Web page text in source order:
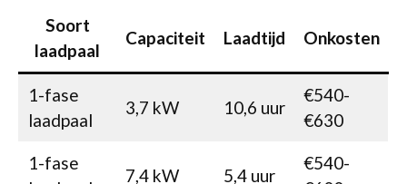
Soort
laadpaal
Capaciteit Laadtijd Onkosten
1-fase
laadpaal
3,7 kW 10,6 uur
€540-
€630
1-fase
7,4 kW 5,4 uur
€540-